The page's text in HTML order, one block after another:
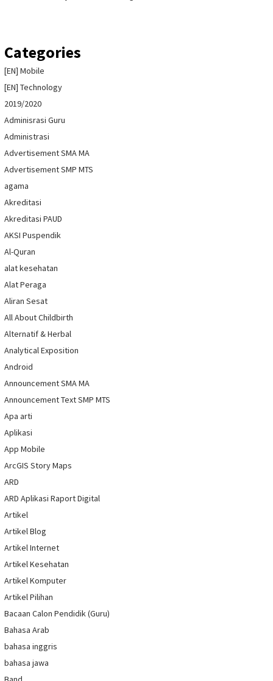
Categories
[EN] Mobile
[EN] Technology
2019/2020
Adminisrasi Guru
Administrasi
Advertisement SMA MA
Advertisement SMP MTS
agama
Akreditasi
Akreditasi PAUD
AKSI Puspendik
Al-Quran
alat kesehatan
Alat Peraga
Aliran Sesat
All About Childbirth
Alternatif & Herbal
Analytical Exposition
Android
Announcement SMA MA
Announcement Text SMP MTS
Apa arti
Aplikasi
App Mobile
ArcGIS Story Maps
ARD
ARD Aplikasi Raport Digital
Artikel
Artikel Blog
Artikel Internet
Artikel Kesehatan
Artikel Komputer
Artikel Pilihan
Bacaan Calon Pendidik (Guru)
Bahasa Arab
bahasa inggris
bahasa jawa